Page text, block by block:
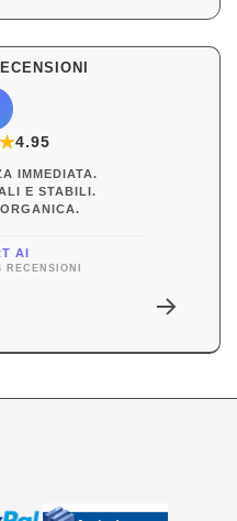
4.95
IMMEDIATA.
E STABILI.
AI
RECENSIONI